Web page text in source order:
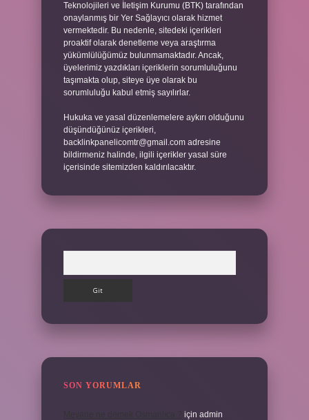
Teknolojileri ve İletişim Kurumu (BTK) tarafından
onaylanmış bir Yer Sağlayıcı olarak hizmet
vermektedir. Bu nedenle, sitedeki içerikleri
proaktif olarak denetleme veya araştırma
yükümlülüğümüz bulunmamaktadır. Ancak,
üyelerimiz yazdıkları içeriklerin sorumluluğunu
taşımakta olup, siteye üye olarak bu
sorumluluğu kabul etmiş sayılırlar.
Hukuka ve yasal düzenlemelere aykırı olduğunu
düşündüğünüz içerikleri,
backlinkpanelicomtr@gmail.com adresine
bildirmeniz halinde, ilgili içerikler yasal süre
içerisinde sitemizden kaldırılacaktır.
SON YORUMLAR
için admin